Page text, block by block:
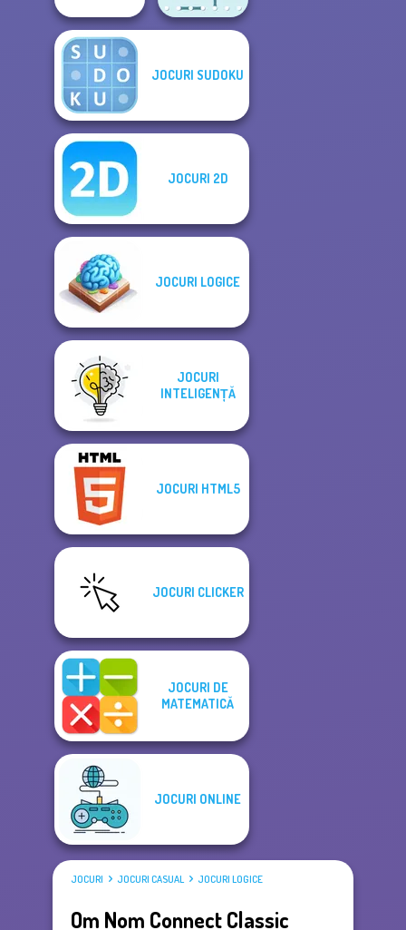
The Impossible
Quiz Classic
JOCURI SUDOKU
JOCURI 2D
JOCURI LOGICE
JOCURI
INTELIGENȚĂ
JOCURI HTML5
JOCURI CLICKER
JOCURI DE
MATEMATICĂ
JOCURI ONLINE
JOCURI JOCURI CASUAL JOCURI LOGICE
Om Nom Connect Classic